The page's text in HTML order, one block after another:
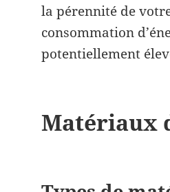
la pérennité de
consommation
potentiellement
Matériaux